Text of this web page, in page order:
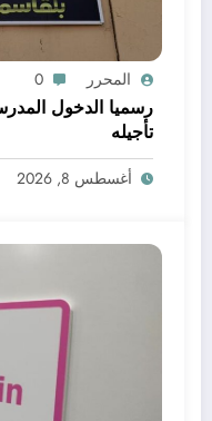
المحرر 0
تأجيله
أغسطس 8, 2026